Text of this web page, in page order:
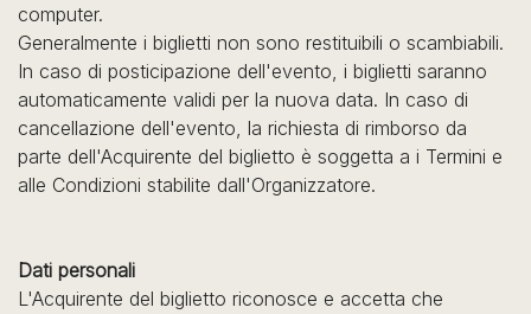
computer.
Generalmente i biglietti non sono restituibili o scambiabili.
In caso di posticipazione dell'evento, i biglietti saranno
automaticamente validi per la nuova data. In caso di
cancellazione dell'evento, la richiesta di rimborso da
parte dell'Acquirente del biglietto è soggetta a i Termini e
alle Condizioni stabilite dall'Organizzatore.
Dati personali
L'Acquirente del biglietto riconosce e accetta che